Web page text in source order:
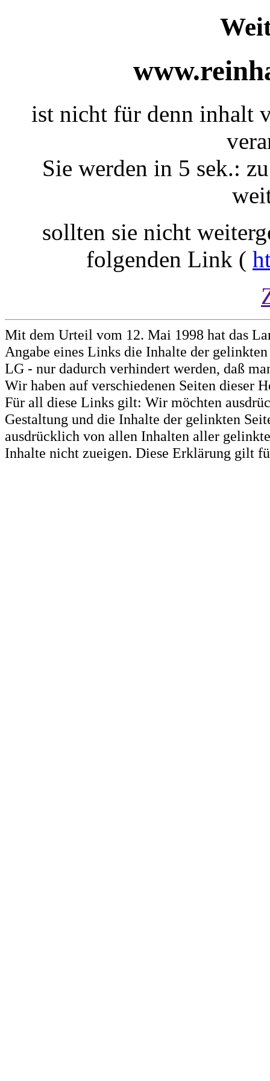
ist nicht für denn inhalt
Sie werden in 5 sek.:
sollten sie nicht
folgenden Link (
Mit dem Urteil vom 12. Mai 1998 hat das
Angabe eines Links die Inhalte der
LG - nur dadurch verhindert werden, daß
Wir haben auf verschiedenen Seiten dieser
Für all diese Links gilt: Wir möchten
Gestaltung und die Inhalte der gelinkten
ausdrücklich von allen Inhalten aller
Inhalte nicht zueigen. Diese Erklärung gilt